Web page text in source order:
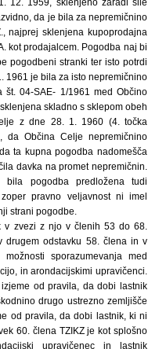
da je bila za nepremičnino
najprej sklenjena kupoprodajna
kot prodajalcem. Pogodba naj bi
pogodbeni stranki ter isto potrdi
1961 je bila za isto nepremičnino
04-SAE- 1/1961 med Občino
skladno s sklepom obeh
z dne 28. 1. 1960 (4. točka
da Občina Celje nepremičnino
ta kupna pogodba nadomešča
davka na promet nepremičnin.
bila pogodba predložena tudi
pravno veljavnost ni imel
strani pogodbe.
v zvezi z njo v členih 53 do 68.
drugem odstavku 58. člena in v
sporazumevanja med
in arondacijskimi upravičenci.
od pravila, da dobi lastnik
drugo ustrezno zemljišče
od pravila, da dobi lastnik, ki ni
60. člena TZIKZ je kot splošno
upravičenec in lastnik